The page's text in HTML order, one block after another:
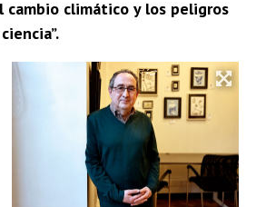
climático y los peligros